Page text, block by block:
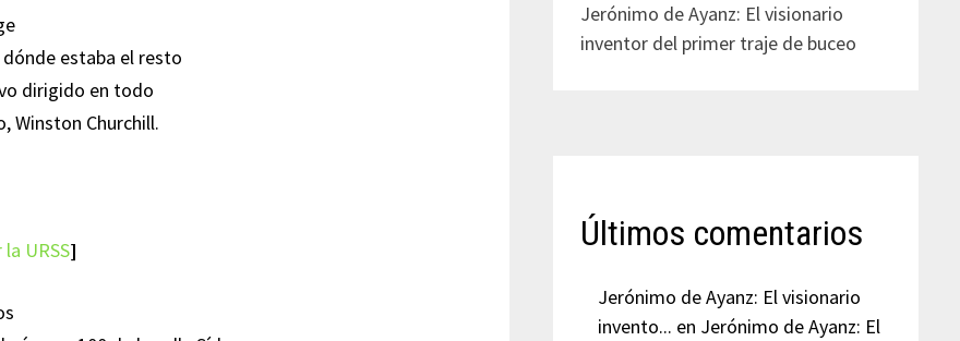
estaba el resto
dirigido en todo
Winston Churchill.
URSS]
Jerónimo de Ayanz: El visionario
inventor del primer traje de buceo
Últimos comentarios
Jerónimo de Ayanz: El visionario
invento... en Jerónimo de Ayanz: El